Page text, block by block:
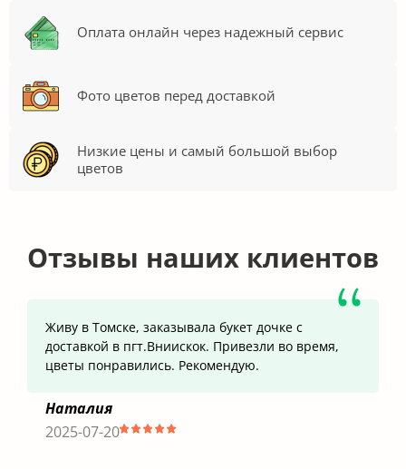
Оплата онлайн через надежный сервис
Фото цветов перед доставкой
Низкие цены и самый большой выбор
цветов
Отзывы наших клиентов
Живу в Томске, заказывала букет дочке с
доставкой в пгт.Вниискок. Привезли во время,
цветы понравились. Рекомендую.
Наталия
2025-07-20